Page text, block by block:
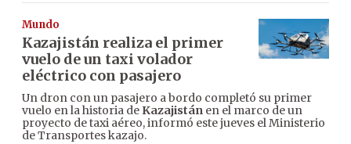
Mundo
Kazajistán realiza el primer
vuelo de un taxi volador
eléctrico con pasajero
Un dron con un pasajero a bordo completó su primer
vuelo en la historia de Kazajistán en el marco de un
proyecto de taxi aéreo, informó este jueves el Ministerio
de Transportes kazajo.